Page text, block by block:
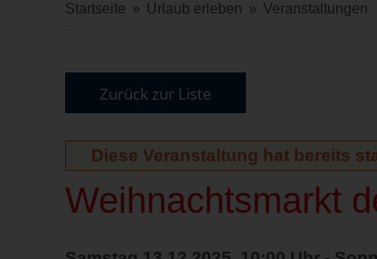
Startseite » Urlaub erleben » Veranstaltungen
Zurück zur Liste
Diese Veranstaltung hat bereits
Weihnachtsmarkt